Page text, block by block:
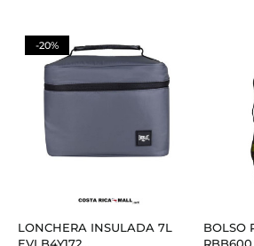
LONCHERA INSULADA 7L
-20%
BOLSO